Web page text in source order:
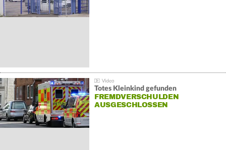
Totes Kleinkind gefunden
FREMDVERSCHULDEN
AUSGESCHLOSSEN